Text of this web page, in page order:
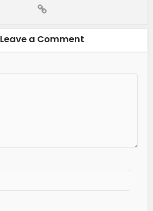
Leave a Comment